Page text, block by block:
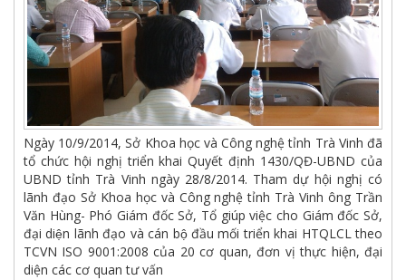
Ngày 10/9/2014, Sở Khoa học và Công nghệ tỉnh Trà Vinh đã
tổ chức hội nghị triển khai Quyết định 1430/QĐ-UBND của
UBND tỉnh Trà Vinh ngày 28/8/2014. Tham dự hội nghị có
lãnh đạo Sở Khoa học và Công nghệ tỉnh Trà Vinh ông Trần
Văn Hùng- Phó Giám đốc Sở, Tổ giúp việc cho Giám đốc Sở,
đại diện lãnh đạo và cán bộ đầu mối triển khai HTQLCL theo
TCVN ISO 9001:2008 của 20 cơ quan, đơn vị thực hiện, đại
diện các cơ quan tư vấn